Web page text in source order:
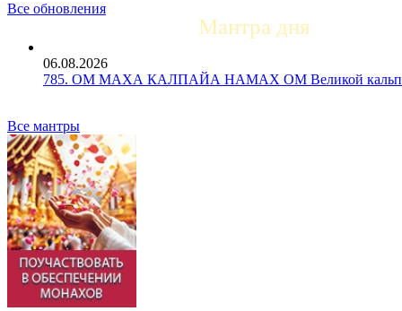
Все обновления
Мантра дня
06.08.2026
785. ОМ МАХА КАЛПАЙА НАМАХ ОМ Великой кальпе
Все мантры